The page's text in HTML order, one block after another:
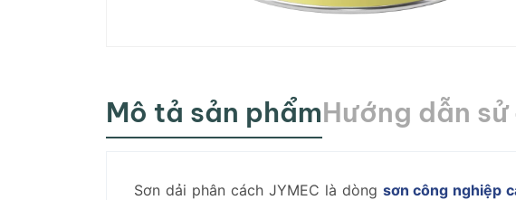
Mô tả sản phẩmHướng dẫn sử
Sơn dải phân cách JYMEC là dòng sơn công nghiệp